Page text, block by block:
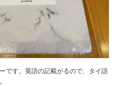
です。英語の記載がるので、タイ語